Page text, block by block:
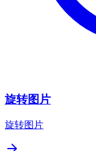
旋转图片
旋转图片